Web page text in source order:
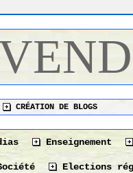
CRÉATION DE BLOGS
Enseignement
Elections